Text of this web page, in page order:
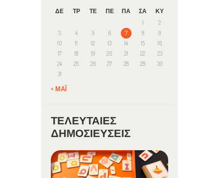
ΔΕ ΤΡ ΤΕ ΠΕ ΠΑ ΣΑ
ΚΥ
1
2
3
4 5 6 7 8
9
10
11 12 13 14 15
16
17
18 19 20 21 22
23
24
25 26 27 28 29
30
31
« ΜΆΙ
ΤΕΛΕΥΤΑΊΕΣ
ΔΗΜΟΣΙΕΎΣΕΙΣ